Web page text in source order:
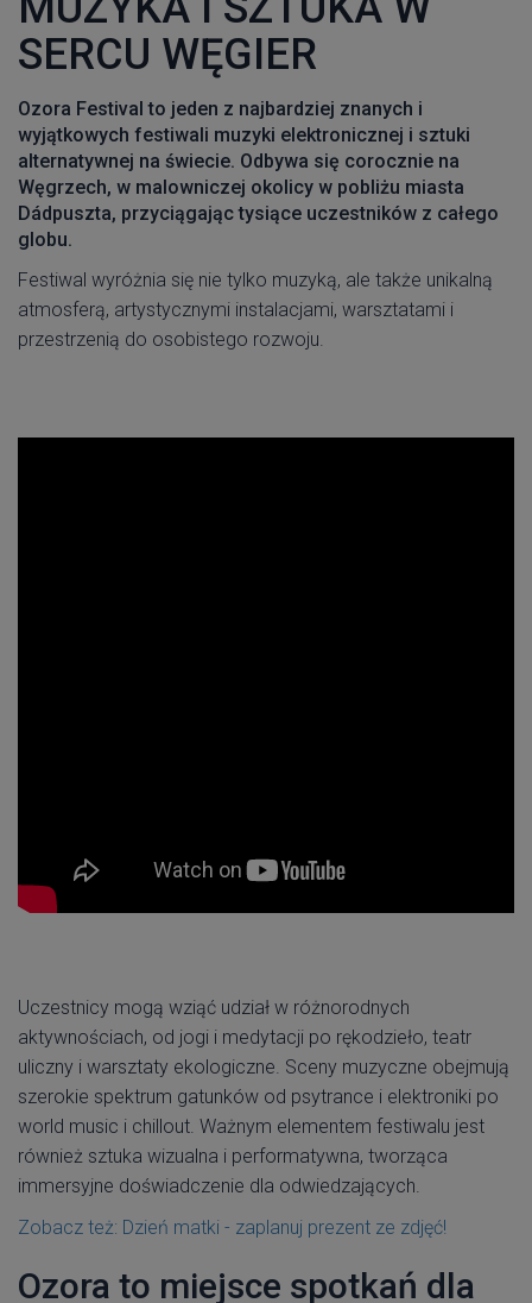
SERCU WĘGIER
Ozora Festival to jeden z najbardziej znanych i
wyjątkowych festiwali muzyki elektronicznej i sztuki
alternatywnej na świecie. Odbywa się corocznie na
Węgrzech, w malowniczej okolicy w pobliżu miasta
Dádpuszta, przyciągając tysiące uczestników z całego
globu.
Festiwal wyróżnia się nie tylko muzyką, ale także unikalną
atmosferą, artystycznymi instalacjami, warsztatami i
przestrzenią do osobistego rozwoju.
Uczestnicy mogą wziąć udział w różnorodnych
aktywnościach, od jogi i medytacji po rękodzieło, teatr
uliczny i warsztaty ekologiczne. Sceny muzyczne obejmują
szerokie spektrum gatunków od psytrance i elektroniki po
world music i chillout. Ważnym elementem festiwalu jest
również sztuka wizualna i performatywna, tworząca
immersyjne doświadczenie dla odwiedzających.
Zobacz też: Dzień matki - zaplanuj prezent ze zdjęć!
Ozora to miejsce spotkań dla